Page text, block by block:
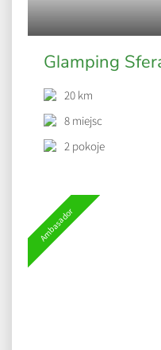
Glamping
20 km
8 miejsc
2 pokoje
Ambasador